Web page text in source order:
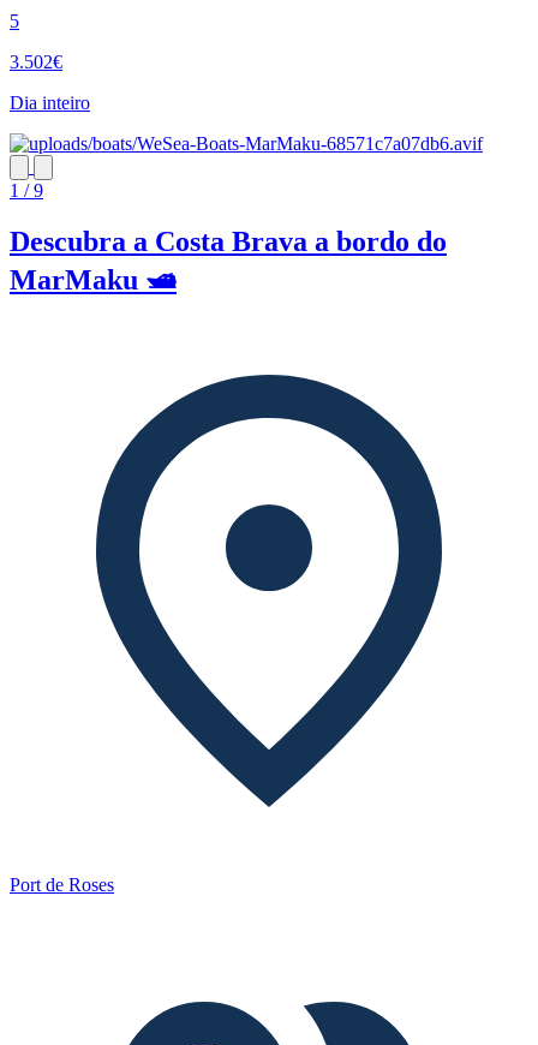
5
3.502€
Dia inteiro
1 / 9
Descubra a Costa Brava a bordo do
MarMaku 🛥️
Port de Roses